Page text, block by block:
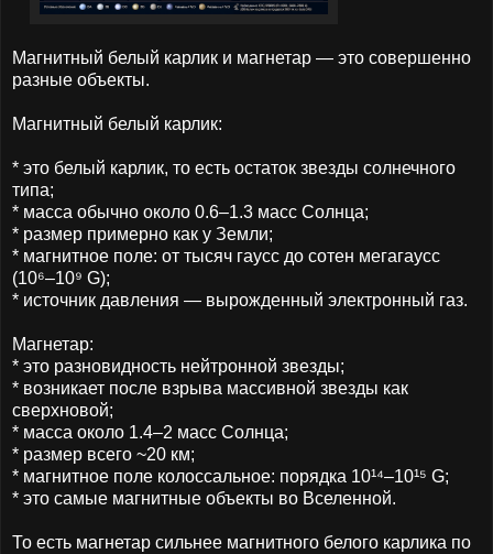
Магнитный белый карлик и магнетар — это совершенно
разные объекты.
Магнитный белый карлик:
* это белый карлик, то есть остаток звезды солнечного
типа;
* масса обычно около 0.6–1.3 масс Солнца;
* размер примерно как у Земли;
* магнитное поле: от тысяч гаусс до сотен мегагаусс
(10⁶–10⁹ G);
* источник давления — вырожденный электронный газ.
Магнетар:
* это разновидность нейтронной звезды;
* возникает после взрыва массивной звезды как
сверхновой;
* масса около 1.4–2 масс Солнца;
* размер всего ~20 км;
* магнитное поле колоссальное: порядка 10¹⁴–10¹⁵ G;
* это самые магнитные объекты во Вселенной.
То есть магнетар сильнее магнитного белого карлика по